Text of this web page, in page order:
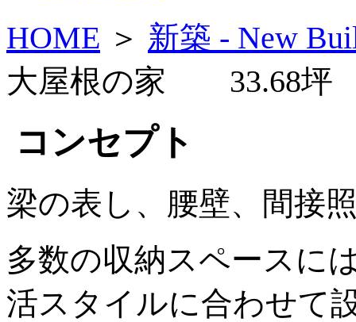
HOME ＞ 新築 - New
大屋根の家 33.68坪
コンセプト
梁の表し、腰壁、間接
多数の収納スペースに
活スタイルに合わせて